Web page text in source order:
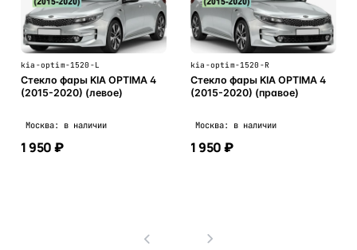
kia-optim-1520-L
Стекло фары KIA OPTIMA 4
(2015-2020) (левое)
Москва: в наличии
1 950 ₽
kia-optim-1520-R
Стекло фары KIA OPTIMA 4
(2015-2020) (правое)
Москва: в наличии
1 950 ₽